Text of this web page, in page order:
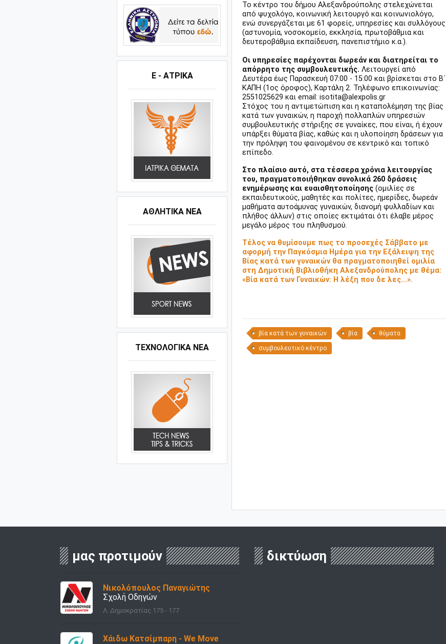
Ε - ΑΤΡΙΚΑ
ΑΘΛΗΤΙΚΆ ΝΈΑ
ΤΕΧΝΟΛΟΓΙΚΑ ΝΕΑ
Το κέντρο του δήμου Αλεξανδρούπολης στελεχώνεται
από ψυχολόγο, κοινωνική λειτουργό και κοινωνιολόγο,
ενώ συνεργάζεται με 61 φορείς, υπηρεσίες και συλλόγους
(αστυνομία, νοσοκομείο, εκκλησία, πρωτοβάθμια και
δευτεροβάθμια εκπαίδευση, πανεπιστήμιο κ.α.).
Οι υπηρεσίες παρέχονται δωρεάν και διατηρείται το
απόρρητο της συμβουλευτικής. Λειτουργεί από
Δευτέρα έως Παρασκευή 07:00 - 15:00 και βρίσκεται στο Β΄
ΚΑΠΗ (1ος όροφος), Καρτάλη 2. Τηλέφωνο επικοινωνίας:
2551025629 και email: isotita@alexpolis.gr
Στόχος του η αντιμετώπιση και η καταπολέμηση της βίας
κατά των γυναικών, η παροχή πολλαπλών υπηρεσιών
συμβουλευτικής στήριξης σε γυναίκες, που είναι, ή έχουν
υπάρξει θύματα βίας, καθώς και η υλοποίηση δράσεων για
την πρόληψη του φαινομένου σε κεντρικό και τοπικό
επίπεδο.
Στο πλαίσιο αυτό, στα τέσσερα χρόνια λειτουργίας
του, πραγματοποιήθηκαν συνολικά 260 δράσεις
ενημέρωσης και ευαισθητοποίησης (ομιλίες σε
εκπαιδευτικούς, μαθητές και πολίτες, ημερίδες, δωρεάν
μαθήματα αυτοάμυνας γυναικών, διανομή φυλλαδίων και
πλήθος άλλων) στις οποίες εκτιμάται ότι έλαβε μέρος
μεγάλο μέρος του πληθυσμού.
Τέλος να θυμίσουμε πως το προσεχές Σάββατο με
αφορμή την Παγκόσμια Ημέρα για την Εξάλειψη της
Βίας κατά των γυναικών θα πραγματοποιηθεί ομιλία
στη Δημοτική Βιβλιοθήκη Αλεξανδρούπολης με θέμα:
«Βία κατά των Γυναικών: Η λέξη που δε λες...».
βία κατά των γυναικών βία θύματα
συμβουλευτικό κέντρο
μας προτιμούν
Νικολόπουλος Παναγιώτης
Σχολή Οδηγών
Λ. Δημοκρατίας 175 - 177
Χάιδω Κατσίμπαρη - We Move
δικτύωση